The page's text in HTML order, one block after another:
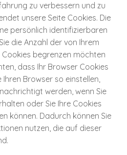
zu verbessern und zu
unsere Seite Cookies. Die
persönlich identifizierbaren
die Anzahl der von Ihrem
begrenzen möchten
dass Ihr Browser Cookies
Browser so einstellen,
werden, wenn Sie
oder Sie Ihre Cookies
können. Dadurch können Sie
nutzen, die auf dieser